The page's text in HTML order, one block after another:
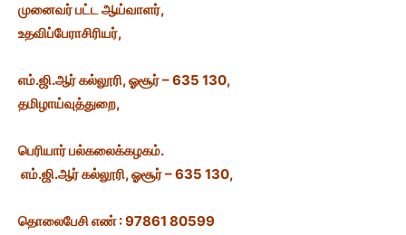
முனைவர் பட்ட ஆய்வாளர்,
உதவிப்பேராசிரியர்,
எம்.ஜி.ஆர் கல்லூரி, ஓசூர் – 635 130,
தமிழாய்வுத்துறை,
பெரியார் பல்கலைக்கழகம்.
எம்.ஜி.ஆர் கல்லூரி, ஓசூர் – 635 130,
தொலைபேசி எண் : 97861 80599